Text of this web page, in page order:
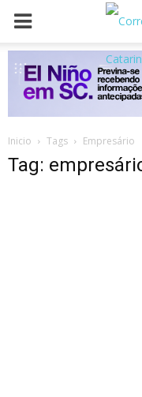
Inicio Tags Empresário
Tag: